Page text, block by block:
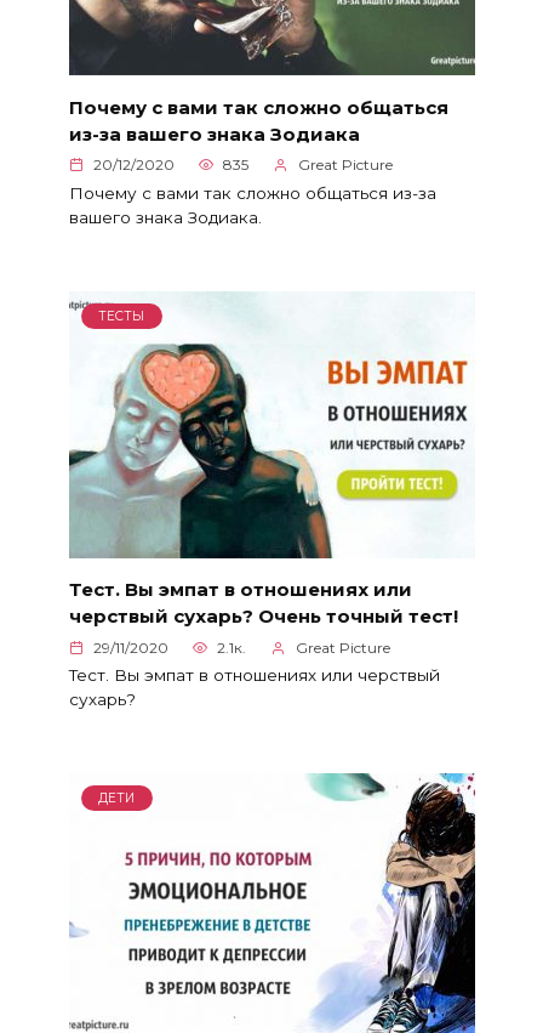
Почему с вами так сложно общаться
из-за вашего знака Зодиака
20/12/2020 835 Great Picture
Почему с вами так сложно общаться из-за
вашего знака Зодиака.
ТЕСТЫ
Тест. Вы эмпат в отношениях или
черствый сухарь? Очень точный тест!
29/11/2020 2.1к. Great Picture
Тест. Вы эмпат в отношениях или черствый
сухарь?
ДЕТИ